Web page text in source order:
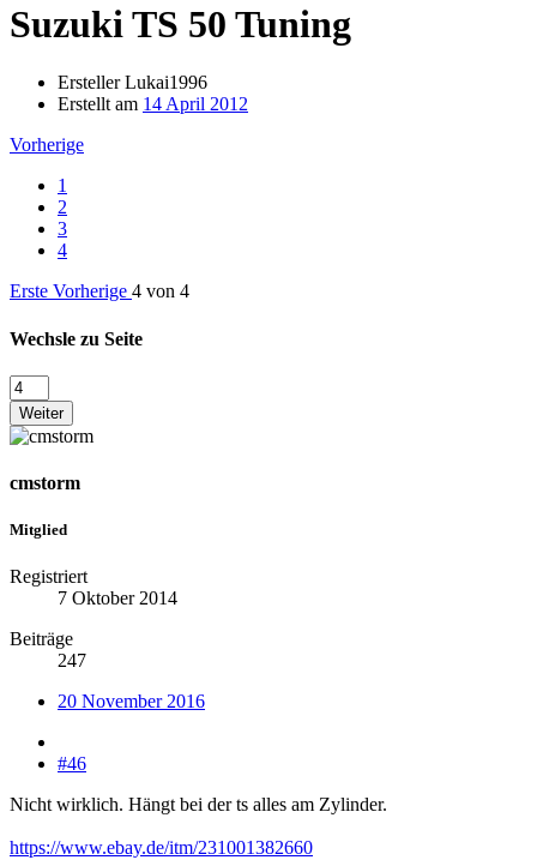
Suzuki TS 50 Tuning
ErstellerLukai1996
Erstellt am 14 April 2012
Vorherige
1
2
3
4
Erste Vorherige 4 von 4
Wechsle zu Seite
Weiter
cmstorm
Mitglied
Registriert
7 Oktober 2014
Beiträge
247
20 November 2016
#46
Nicht wirklich. Hängt bei der ts alles am Zylinder.
https://www.ebay.de/itm/231001382660